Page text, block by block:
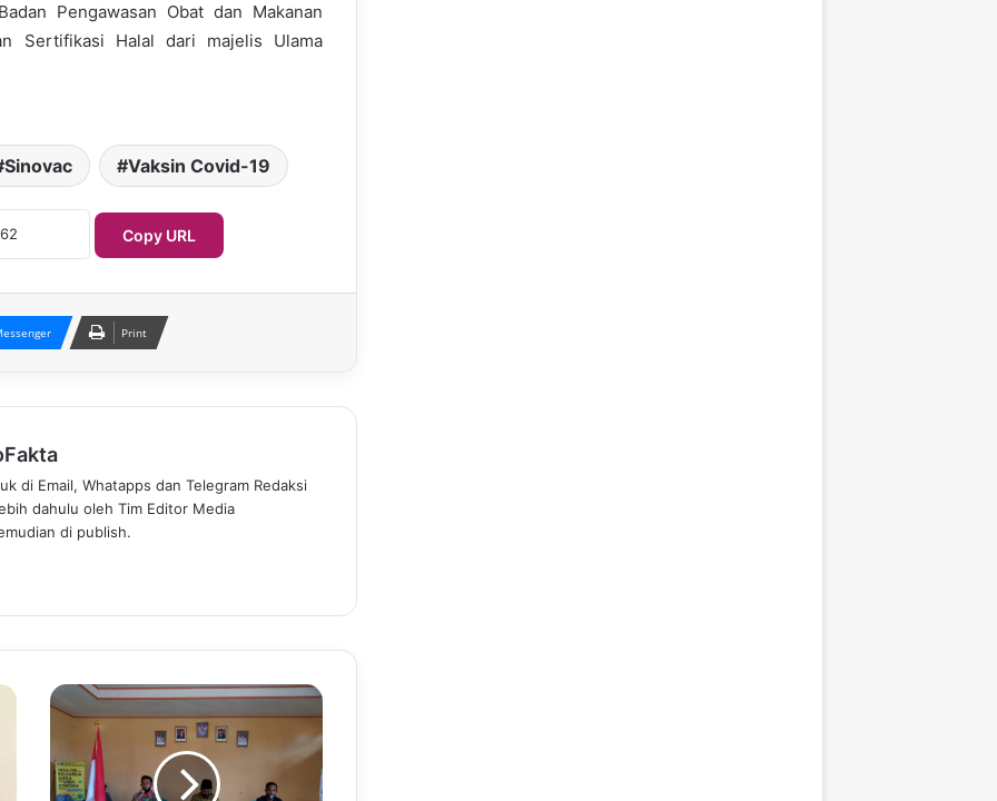
Pengawasan Obat dan Makanan
Sertifikasi Halal dari majelis Ulama
Sinovac Vaksin Covid-19
Copy URL
Print
di Email, Whatapps dan Telegram Redaksi
dahulu oleh Tim Editor Media
di publish.